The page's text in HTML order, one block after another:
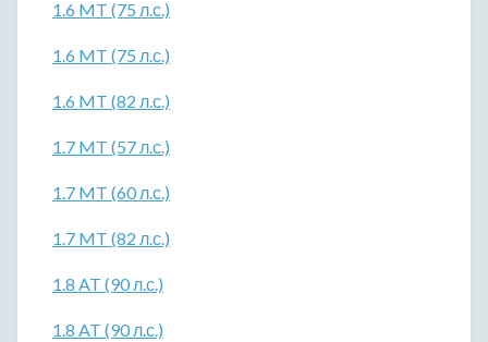
1.6 MT (75 л.с.)
1.6 MT (75 л.с.)
1.6 MT (82 л.с.)
1.7 MT (57 л.с.)
1.7 MT (60 л.с.)
1.7 MT (82 л.с.)
1.8 AT (90 л.с.)
1.8 AT (90 л.с.)